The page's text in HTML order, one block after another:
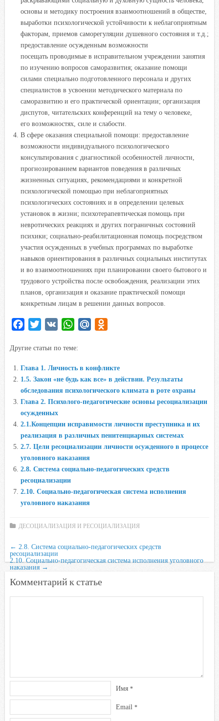
основы и методику построения взаимоотношений в обществе,
выработки психологической устойчивости к неблагоприятным
факторам, приемов саморегуляции душевного состояния и т.д.;
предоставление осужденным возможности
посещать проводимые в исправительном учреждении занятия
по изучению вопросов саморазвития; оказание помощи
силами специально подготовленного персонала и других
специалистов в усвоении методического материала по
саморазвитию и его практической ориентации; организация
диспутов, читательских конференций на тему о человеке,
его возможностях, силе и слабости.
В сфере оказания специальной помощи: предоставление
возможности индивидуального психологического
консультирования с диагностикой особенностей личности,
прогнозированием вариантов поведения в различных
жизненных ситуациях, рекомендациями и конкретной
психологической помощью при неблагоприятных
психологических состояниях и в определении целевых
установок в жизни; психотерапевтическая помощь при
невротических реакциях и других пограничных состояний
психики; социально-реабилитационная помощь посредством
участия осужденных в учебных программах по выработке
навыков ориентирования в различных социальных институтах
и во взаимоотношениях при планировании своего бытового и
трудового устройства после освобождения, реализации этих
планов, организация и оказание практической помощи
конкретным лицам в решении данных вопросов.
c
b
o
o
k
i
e
r
W
a
A
p
R
u
l
a
s
n
i
Другие статьи по теме:
Глава 1. Личность в конфликте
1.5. Закон «не будь как все» в действии. Результаты
обследования психологического климата в роте охраны
Глава 2. Психолого-педагогические основы ресоциализации
осужденных
2.1.Концепции исправимости личности преступника и их
реализация в различных пенитенциарных системах
2.7. Цели ресоциализации личности осужденного в процессе
уголовного наказания
2.8. Система социально-педагогических средств
ресоциализации
2.10. Социально-педагогическая система исполнения
уголовного наказания
ДЕСОЦИАЛИЗАЦИЯ И РЕСОЦИАЛИЗАЦИЯ
← 2.8. Система социально-педагогических средств
ресоциализации
2.10. Социально-педагогическая система исполнения уголовного
наказания →
Комментарий к статье
Имя *
Email *